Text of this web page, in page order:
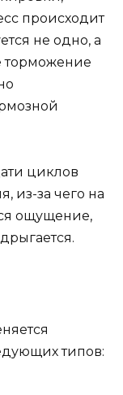
происходит
не одно, а
торможение
циклов
из-за чего на
ощущение,
типов: